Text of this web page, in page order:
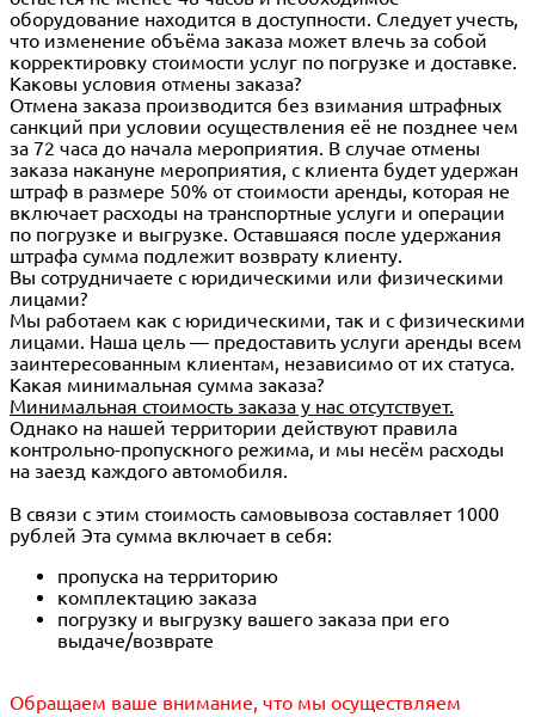
оборудование находится в доступности. Следует учесть,
что изменение объёма заказа может влечь за собой
корректировку стоимости услуг по погрузке и доставке.
Каковы условия отмены заказа?
Отмена заказа производится без взимания штрафных
санкций при условии осуществления её не позднее чем
за 72 часа до начала мероприятия. В случае отмены
заказа накануне мероприятия, с клиента будет удержан
штраф в размере 50% от стоимости аренды, которая не
включает расходы на транспортные услуги и операции
по погрузке и выгрузке. Оставшаяся после удержания
штрафа сумма подлежит возврату клиенту.
Вы сотрудничаете с юридическими или физическими
лицами?
Мы работаем как с юридическими, так и с физическими
лицами. Наша цель — предоставить услуги аренды всем
заинтересованным клиентам, независимо от их статуса.
Какая минимальная сумма заказа?
Минимальная стоимость заказа у нас отсутствует.
Однако на нашей территории действуют правила
контрольно-пропускного режима, и мы несём расходы
на заезд каждого автомобиля.
В связи с этим стоимость самовывоза составляет 1000
рублей Эта сумма включает в себя:
пропуска на территорию
комплектацию заказа
погрузку и выгрузку вашего заказа при его
выдаче/возврате
Обращаем ваше внимание, что мы осуществляем